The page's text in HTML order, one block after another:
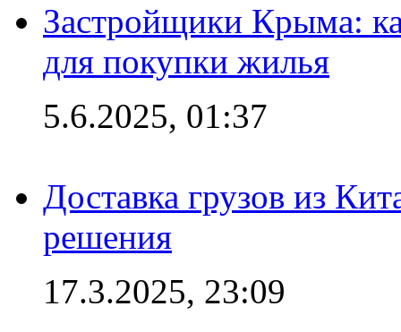
Застройщики Крыма:
для покупки жилья
5.6.2025, 01:37
Доставка грузов из
решения
17.3.2025, 23:09